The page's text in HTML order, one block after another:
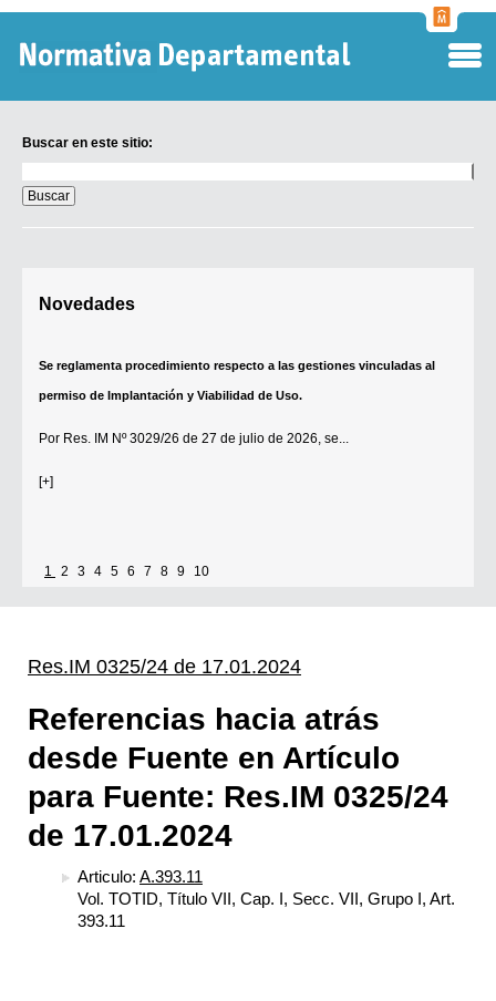
Buscar en este sitio:
en
este
sitio:
Novedades
Se reglamenta procedimiento respecto a las gestiones vinculadas al
permiso de Implantación y Viabilidad de Uso.
Por Res. IM Nº 3029/26 de 27 de julio de 2026, se...
[+]
1 2 3 4 5 6 7 8 9 10
Res.IM 0325/24 de 17.01.2024
Referencias hacia atrás
desde Fuente en Artículo
para Fuente: Res.IM 0325/24
de 17.01.2024
Articulo: A.393.11
Vol. TOTID, Título VII, Cap. I, Secc. VII, Grupo I, Art.
393.11